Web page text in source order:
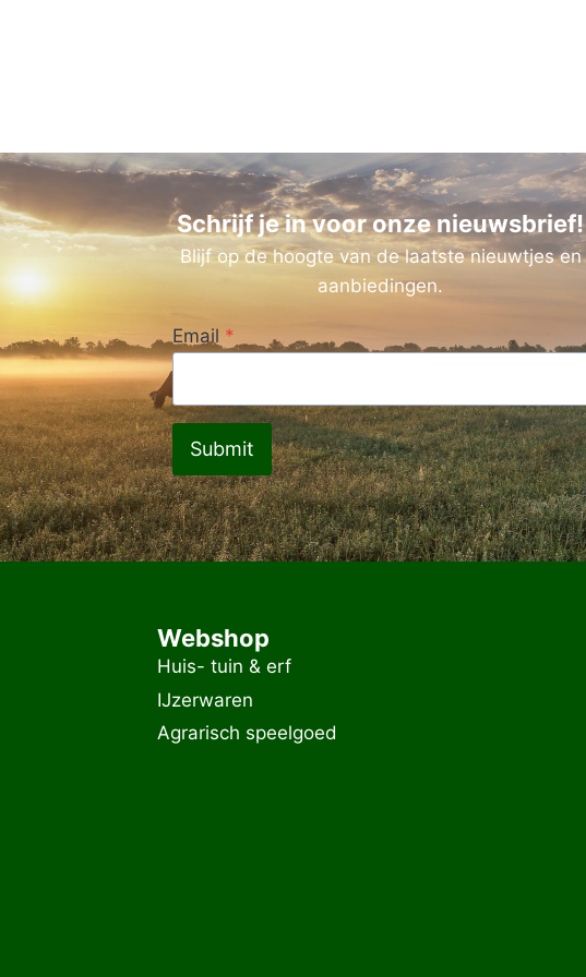
Schrijf je in voor onze nieuwsbrief!
Blijf op de hoogte van de laatste nieuwtjes en
aanbiedingen.
Email *
Submit
Webshop
Huis- tuin & erf
IJzerwaren
Agrarisch speelgoed